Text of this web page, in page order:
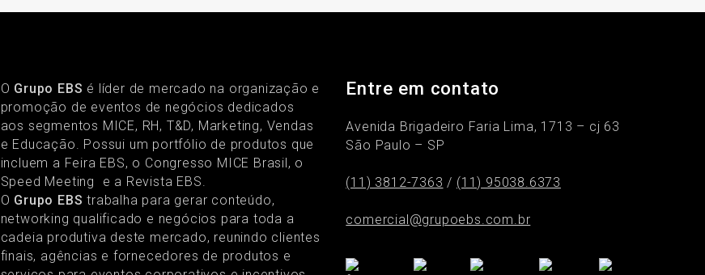
O Grupo EBS é líder de mercado na organização e
promoção de eventos de negócios dedicados
aos segmentos MICE, RH, T&D, Marketing, Vendas
e Educação. Possui um portfólio de produtos que
incluem a Feira EBS, o Congresso MICE Brasil, o
Speed Meeting e a Revista EBS.
O Grupo EBS trabalha para gerar conteúdo,
networking qualificado e negócios para toda a
cadeia produtiva deste mercado, reunindo clientes
finais, agências e fornecedores de produtos e
Entre em contato
Avenida Brigadeiro Faria Lima, 1713 – cj 63
São Paulo – SP
(11) 3812-7363 / (11) 95038.6373
comercial@grupoebs.com.br